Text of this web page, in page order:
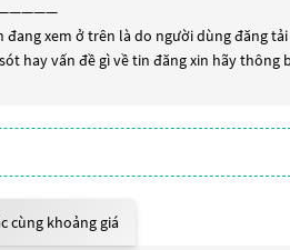
đang xem ở trên là do người dùng đăng
hay vấn đề gì về tin đăng xin hãy thông
cùng khoảng giá